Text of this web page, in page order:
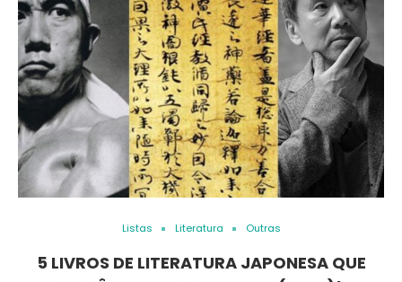
Listas Literatura Outras
5 LIVROS DE LITERATURA JAPONESA QUE